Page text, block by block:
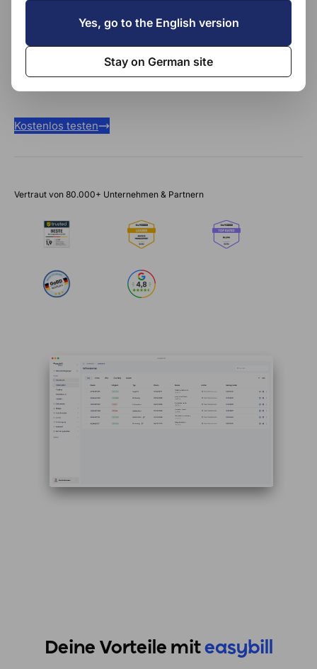
E-Rechnungen senden und empfangen
Papierlose Zusammenarbeit mit dem Steuerberater
Kostenlos testen
Vertraut von 80.000+ Unternehmen & Partnern
Deine Vorteile miteasybill
Yes, go to the English version
Stay on German site